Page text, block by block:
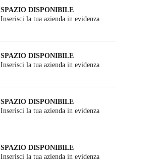
SPAZIO DISPONIBILE
Inserisci la tua azienda in evidenza
SPAZIO DISPONIBILE
Inserisci la tua azienda in evidenza
SPAZIO DISPONIBILE
Inserisci la tua azienda in evidenza
SPAZIO DISPONIBILE
Inserisci la tua azienda in evidenza